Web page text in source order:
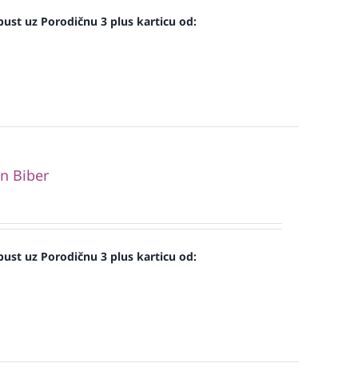
uz Porodičnu 3 plus karticu od:
Biber
uz Porodičnu 3 plus karticu od: